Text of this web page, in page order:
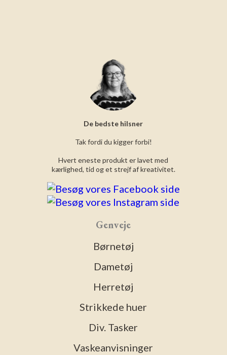
De bedste hilsner
Tak fordi du kigger forbi!
Hvert eneste produkt er lavet med
kærlighed, tid og et strejf af kreativitet.
Genveje
Børnetøj
Dametøj
Herretøj
Strikkede huer
Div. Tasker
Vaskeanvisninger